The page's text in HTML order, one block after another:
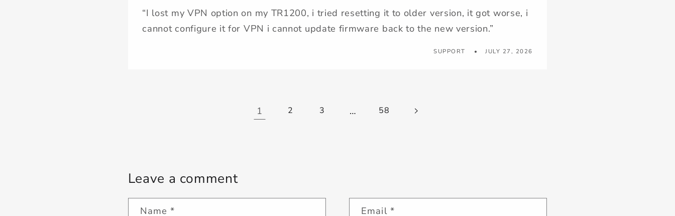
“I lost my VPN option on my TR1200, i tried resetting it to older version, it got worse, i
cannot configure it for VPN i cannot update firmware back to the new version.”
SUPPORT JULY 27, 2026
1 2 3 … 58
Leave a comment
Name* Email *